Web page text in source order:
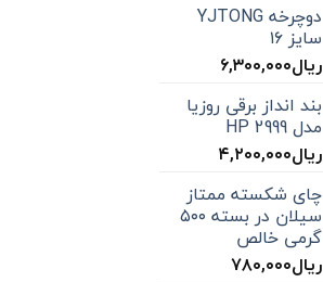
دوچرخه YJTONG
سایز ۱۶
ریال۶,۳۰۰,۰۰۰
بند انداز برقی روزیا
مدل HP 2999
ریال۴,۲۰۰,۰۰۰
چای شکسته ممتاز
سیلان در بسته ۵۰۰
گرمی خالص
ریال۷۸۰,۰۰۰